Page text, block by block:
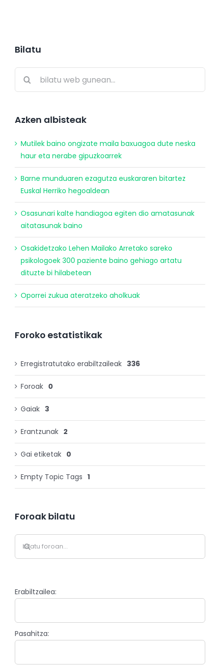
Bilatu
for:
Azken albisteak
Mutilek baino ongizate maila baxuagoa dute neska
haur eta nerabe gipuzkoarrek
Barne munduaren ezagutza euskararen bitartez
Euskal Herriko hegoaldean
Osasunari kalte handiagoa egiten dio amatasunak
aitatasunak baino
Osakidetzako Lehen Mailako Arretako sareko
psikologoek 300 paziente baino gehiago artatu
dituzte bi hilabetean
Oporrei zukua ateratzeko aholkuak
Foroko estatistikak
Erregistratutako erabiltzaileak 336
Foroak 0
Gaiak 3
Erantzunak 2
Gai etiketak 0
Empty Topic Tags 1
Foroak bilatu
Erabiltzailea:
Pasahitza: